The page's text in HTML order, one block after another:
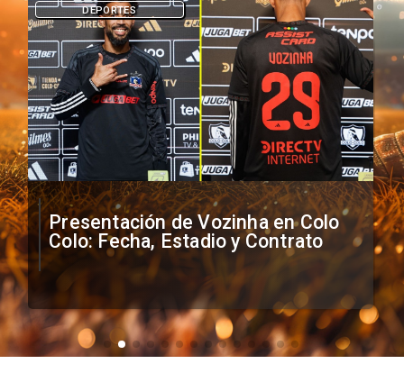
Presentación de Vozinha en Colo
Colo: Fecha, Estadio y Contrato
DEPORTES